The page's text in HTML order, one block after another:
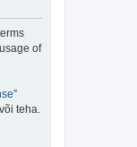
of
”
teha.